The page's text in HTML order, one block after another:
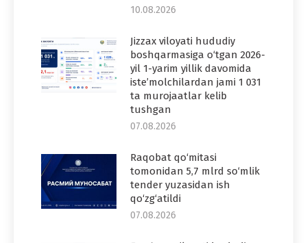
10.08.2026
Jizzax viloyati hududiy
boshqarmasiga o‘tgan 2026-
yil 1-yarim yillik davomida
iste’molchilardan jami 1 031
ta murojaatlar kelib
tushgan
07.08.2026
Raqobat qo‘mitasi
tomonidan 5,7 mlrd so‘mlik
tender yuzasidan ish
qo‘zg‘atildi
07.08.2026